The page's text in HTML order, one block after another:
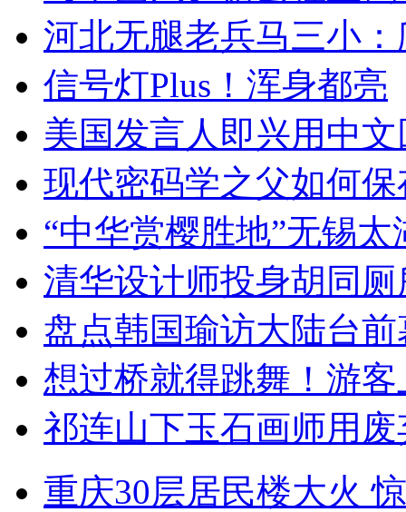
河北无腿老兵马三小
信号灯Plus！浑身都亮
美国发言人即兴用中
现代密码学之父如何
“中华赏樱胜地”无锡
清华设计师投身胡同
盘点韩国瑜访大陆台
想过桥就得跳舞！游客
祁连山下玉石画师用
重庆30层居民楼大火